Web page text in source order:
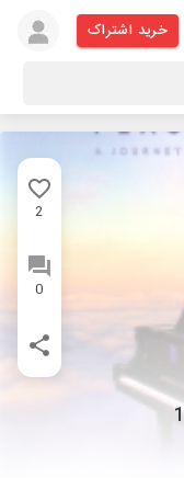
خرید اشتراک
2
0